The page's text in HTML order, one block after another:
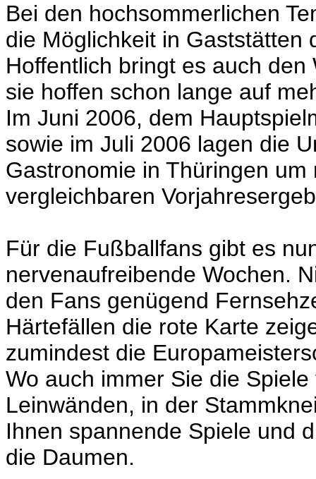
Bei den hochsommerlichen
die Möglichkeit in Gaststätten
Hoffentlich bringt es auch
sie hoffen schon lange auf
Im Juni 2006, dem
sowie im Juli 2006 lagen die
Gastronomie in Thüringen
vergleichbaren
Für die Fußballfans gibt es
nervenaufreibende Wochen.
den Fans genügend
Härtefällen die rote Karte
zumindest die
Wo auch immer Sie die
Leinwänden, in der
Ihnen spannende Spiele und
die Daumen.